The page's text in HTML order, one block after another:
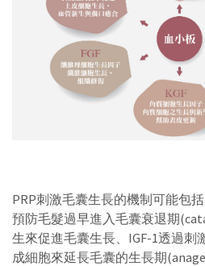
PRP刺激毛囊生長的機制可能包括
預防毛髮過早進入毛囊衰退期
生來促進毛囊生長、IGF-1透過刺
成細胞來延長毛囊的生長期